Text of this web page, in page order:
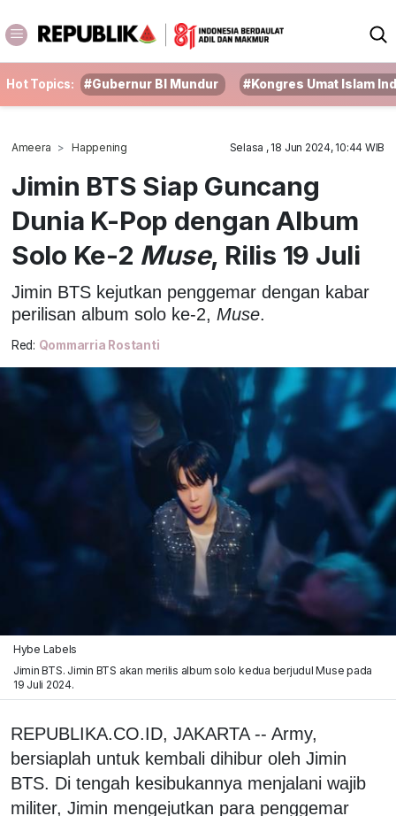
Hot Topics: #Gubernur BI Mundur #Kongres Umat Islam
Ameera Happening Selasa , 18 Jun 2024, 10:44 WIB
Jimin BTS Siap Guncang
Dunia K-Pop dengan Album
Solo Ke-2 Muse, Rilis 19 Juli
Jimin BTS kejutkan penggemar dengan kabar
perilisan album solo ke-2, Muse.
Red: Qommarria Rostanti
Hybe Labels
Jimin BTS. Jimin BTS akan merilis album solo kedua berjudul Muse pada
19 Juli 2024.
REPUBLIKA.CO.ID, JAKARTA -- Army,
bersiaplah untuk kembali dihibur oleh Jimin
BTS. Di tengah kesibukannya menjalani wajib
militer, Jimin mengejutkan para penggemar